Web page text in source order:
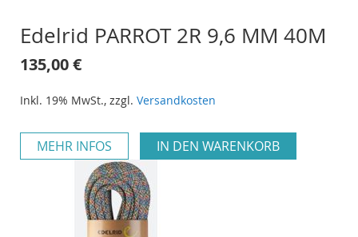
Edelrid PARROT 2R 9,6 MM 40M
135,00 €
Inkl. 19% MwSt., zzgl. Versandkosten
MEHR INFOS IN DEN WARENKORB